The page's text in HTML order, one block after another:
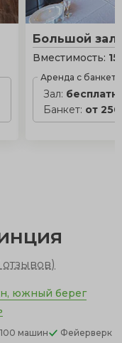
Большой зал
Вместимость:
Аренда с
Зал:
Банкет: от
отзывов)
южный берег
машин
Фейерверк